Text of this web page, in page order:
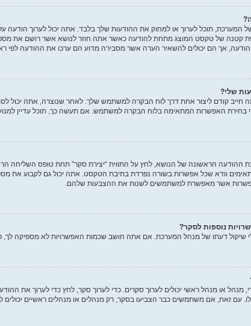
המערכת, תוכל לערוך או למחוק את ההודעות שלך בלבד. אתה יכול לערוך
קטנה של טקסט המוצג מתחת להודעה כאשר אתה חוזר לנושא אשר רושם את
אך הם יכולים להשאיר הערה אשר מסבירה מדוע הם ערכו את ההודעה לפי
שלי?
חייב קודם ליצור אחת דרך לוח הבקרה למשתמש שלך. לאחר שנוצרה, אתה יכול
בחירת האפשרות המתאימה בלוח הבקרה למשתמש. אם תעשה כך, תוכל עדיין
ההודעה הראשונה של הנושא, לחץ על התווית “יצירת סקר” תחת טופס השליחה
וודא שכל אפשרות בשורה נפרדת בתיבת הטקסט. אתה יכול גם לקבוע את
נוספות לסקר?
שיקול דעתו של מנהל המערכת. אם אתה חושב שכמות האפשרויות לא מספיקה לך,
מנהל או מנהל ראשי יכולים לערוך סקרים. כדי לערוך סקר, לחץ כדי לערוך
עם זאת, אם משתמשים כבר הצביעו בסקר, רק מנהלים או מנהלים ראשיים